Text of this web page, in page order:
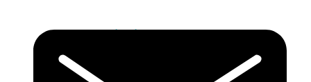
FortiSwitch